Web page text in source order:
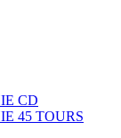
CD
45 TOURS